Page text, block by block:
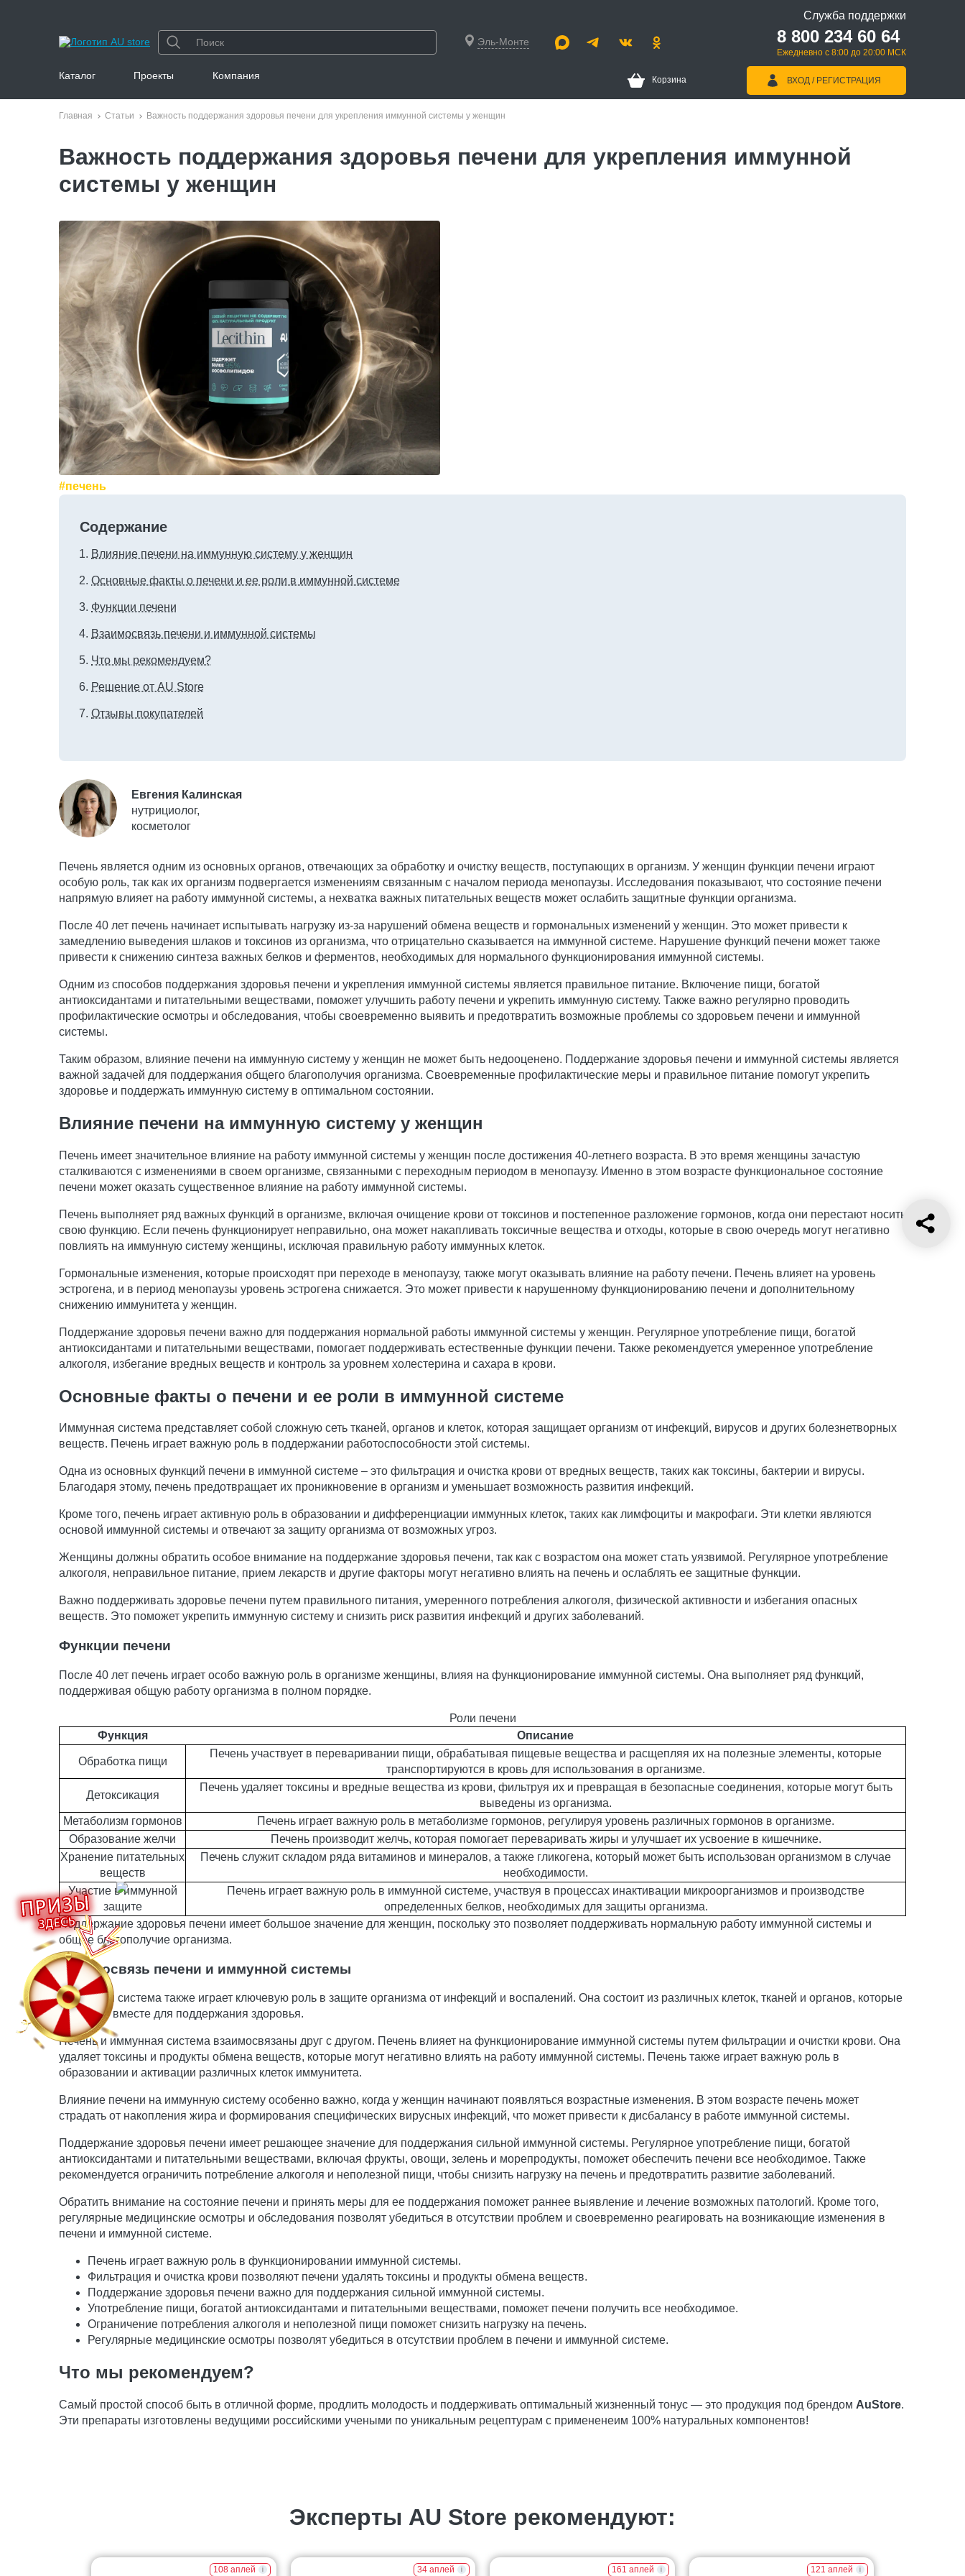
Эль-Монте
Служба поддержки
8 800 234 60 64
Ежедневно с 8:00 до 20:00 МСК
Каталог Проекты Компания Корзина ВХОД / РЕГИСТРАЦИЯ
Главная Статьи Важность поддержания здоровья печени для укрепления иммунной системы у женщин
Важность поддержания здоровья печени для укрепления иммунной
системы у женщин
#печень
Содержание
Влияние печени на иммунную систему у женщин
Основные факты о печени и ее роли в иммунной системе
Функции печени
Взаимосвязь печени и иммунной системы
Что мы рекомендуем?
Решение от AU Store
Отзывы покупателей
Евгения Калинская
нутрициолог,
косметолог
Печень является одним из основных органов, отвечающих за обработку и очистку веществ, поступающих в организм. У женщин функции печени играют
особую роль, так как их организм подвергается изменениям связанным с началом периода менопаузы. Исследования показывают, что состояние печени
напрямую влияет на работу иммунной системы, а нехватка важных питательных веществ может ослабить защитные функции организма.
После 40 лет печень начинает испытывать нагрузку из-за нарушений обмена веществ и гормональных изменений у женщин. Это может привести к
замедлению выведения шлаков и токсинов из организма, что отрицательно сказывается на иммунной системе. Нарушение функций печени может также
привести к снижению синтеза важных белков и ферментов, необходимых для нормального функционирования иммунной системы.
Одним из способов поддержания здоровья печени и укрепления иммунной системы является правильное питание. Включение пищи, богатой
антиоксидантами и питательными веществами, поможет улучшить работу печени и укрепить иммунную систему. Также важно регулярно проводить
профилактические осмотры и обследования, чтобы своевременно выявить и предотвратить возможные проблемы со здоровьем печени и иммунной
системы.
Таким образом, влияние печени на иммунную систему у женщин не может быть недооценено. Поддержание здоровья печени и иммунной системы является
важной задачей для поддержания общего благополучия организма. Своевременные профилактические меры и правильное питание помогут укрепить
здоровье и поддержать иммунную систему в оптимальном состоянии.
Влияние печени на иммунную систему у женщин
Печень имеет значительное влияние на работу иммунной системы у женщин после достижения 40-летнего возраста. В это время женщины зачастую
сталкиваются с изменениями в своем организме, связанными с переходным периодом в менопаузу. Именно в этом возрасте функциональное состояние
печени может оказать существенное влияние на работу иммунной системы.
Печень выполняет ряд важных функций в организме, включая очищение крови от токсинов и постепенное разложение гормонов, когда они перестают носить
свою функцию. Если печень функционирует неправильно, она может накапливать токсичные вещества и отходы, которые в свою очередь могут негативно
повлиять на иммунную систему женщины, исключая правильную работу иммунных клеток.
Гормональные изменения, которые происходят при переходе в менопаузу, также могут оказывать влияние на работу печени. Печень влияет на уровень
эстрогена, и в период менопаузы уровень эстрогена снижается. Это может привести к нарушенному функционированию печени и дополнительному
снижению иммунитета у женщин.
Поддержание здоровья печени важно для поддержания нормальной работы иммунной системы у женщин. Регулярное употребление пищи, богатой
антиоксидантами и питательными веществами, помогает поддерживать естественные функции печени. Также рекомендуется умеренное употребление
алкоголя, избегание вредных веществ и контроль за уровнем холестерина и сахара в крови.
Основные факты о печени и ее роли в иммунной системе
Иммунная система представляет собой сложную сеть тканей, органов и клеток, которая защищает организм от инфекций, вирусов и других болезнетворных
веществ. Печень играет важную роль в поддержании работоспособности этой системы.
Одна из основных функций печени в иммунной системе – это фильтрация и очистка крови от вредных веществ, таких как токсины, бактерии и вирусы.
Благодаря этому, печень предотвращает их проникновение в организм и уменьшает возможность развития инфекций.
Кроме того, печень играет активную роль в образовании и дифференциации иммунных клеток, таких как лимфоциты и макрофаги. Эти клетки являются
основой иммунной системы и отвечают за защиту организма от возможных угроз.
Женщины должны обратить особое внимание на поддержание здоровья печени, так как с возрастом она может стать уязвимой. Регулярное употребление
алкоголя, неправильное питание, прием лекарств и другие факторы могут негативно влиять на печень и ослаблять ее защитные функции.
Важно поддерживать здоровье печени путем правильного питания, умеренного потребления алкоголя, физической активности и избегания опасных
веществ. Это поможет укрепить иммунную систему и снизить риск развития инфекций и других заболеваний.
Функции печени
После 40 лет печень играет особо важную роль в организме женщины, влияя на функционирование иммунной системы. Она выполняет ряд функций,
поддерживая общую работу организма в полном порядке.
Роли печени
Функция
Описание
Обработка пищи
Печень участвует в переваривании пищи, обрабатывая пищевые вещества и расщепляя их на полезные элементы, которые
транспортируются в кровь для использования в организме.
Детоксикация
Печень удаляет токсины и вредные вещества из крови, фильтруя их и превращая в безопасные соединения, которые могут быть
выведены из организма.
Метаболизм гормонов
Печень играет важную роль в метаболизме гормонов, регулируя уровень различных гормонов в организме.
Образование желчи
Печень производит желчь, которая помогает переваривать жиры и улучшает их усвоение в кишечнике.
Хранение питательных
веществ
Печень служит складом ряда витаминов и минералов, а также гликогена, который может быть использован организмом в случае
необходимости.
Участие в иммунной
защите
Печень играет важную роль в иммунной системе, участвуя в процессах инактивации микроорганизмов и производстве
определенных белков, необходимых для защиты организма.
Поддержание здоровья печени имеет большое значение для женщин, поскольку это позволяет поддерживать нормальную работу иммунной системы и
общее благополучие организма.
Взаимосвязь печени и иммунной системы
Иммунная система также играет ключевую роль в защите организма от инфекций и воспалений. Она состоит из различных клеток, тканей и органов, которые
работают вместе для поддержания здоровья.
Печень и иммунная система взаимосвязаны друг с другом. Печень влияет на функционирование иммунной системы путем фильтрации и очистки крови. Она
удаляет токсины и продукты обмена веществ, которые могут негативно влиять на работу иммунной системы. Печень также играет важную роль в
образовании и активации различных клеток иммунитета.
Влияние печени на иммунную систему особенно важно, когда у женщин начинают появляться возрастные изменения. В этом возрасте печень может
страдать от накопления жира и формирования специфических вирусных инфекций, что может привести к дисбалансу в работе иммунной системы.
Поддержание здоровья печени имеет решающее значение для поддержания сильной иммунной системы. Регулярное употребление пищи, богатой
антиоксидантами и питательными веществами, включая фрукты, овощи, зелень и морепродукты, поможет обеспечить печени все необходимое. Также
рекомендуется ограничить потребление алкоголя и неполезной пищи, чтобы снизить нагрузку на печень и предотвратить развитие заболеваний.
Обратить внимание на состояние печени и принять меры для ее поддержания поможет раннее выявление и лечение возможных патологий. Кроме того,
регулярные медицинские осмотры и обследования позволят убедиться в отсутствии проблем и своевременно реагировать на возникающие изменения в
печени и иммунной системе.
Печень играет важную роль в функционировании иммунной системы.
Фильтрация и очистка крови позволяют печени удалять токсины и продукты обмена веществ.
Поддержание здоровья печени важно для поддержания сильной иммунной системы.
Употребление пищи, богатой антиоксидантами и питательными веществами, поможет печени получить все необходимое.
Ограничение потребления алкоголя и неполезной пищи поможет снизить нагрузку на печень.
Регулярные медицинские осмотры позволят убедиться в отсутствии проблем в печени и иммунной системе.
Что мы рекомендуем?
Самый простой способ быть в отличной форме, продлить молодость и поддерживать оптимальный жизненный тонус — это продукция под брендом AuStore.
Эти препараты изготовлены ведущими российскими учеными по уникальным рецептурам с примененеим 100% натуральных компонентов!
Эксперты AU Store рекомендуют:
108 аплей 34 аплей 161 аплей 121 аплей